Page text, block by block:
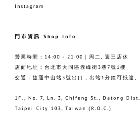
Instagram
門市資訊 Shop Info
營業時間：14:00 - 21:00｜周二, 週三店休
店面地址：台北市大同區赤峰街3巷7號1樓
交通：捷運中山站5號出口，出站1分鐘可抵達。
1F., No. 7, Ln. 3, Chifeng St., Datong Dist.
Taipei City 103, Taiwan (R.O.C.)